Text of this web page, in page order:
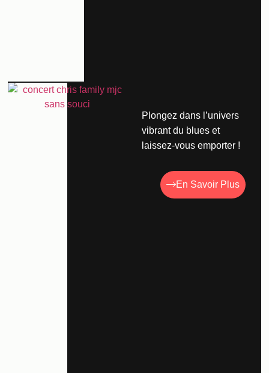
Plongez dans l’univers
vibrant du blues et
laissez-vous emporter !
En Savoir Plus